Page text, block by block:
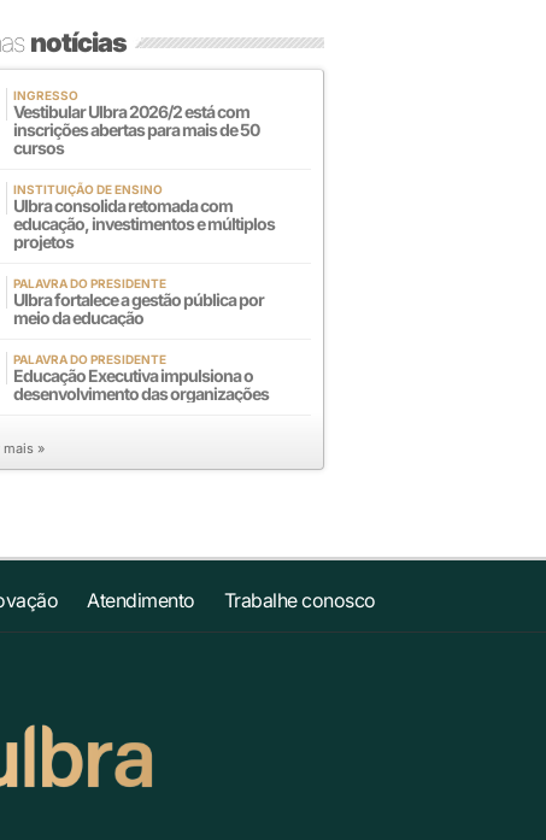
notícias
INGRESSO
Vestibular Ulbra 2026/2 está com
inscrições abertas para mais de 50
cursos
INSTITUIÇÃO DE ENSINO
Ulbra consolida retomada com
educação, investimentos e múltiplos
projetos
PALAVRA DO PRESIDENTE
Ulbra fortalece a gestão pública por
meio da educação
PALAVRA DO PRESIDENTE
Educação Executiva impulsiona o
desenvolvimento das organizações
mais »
Atendimento Trabalhe conosco